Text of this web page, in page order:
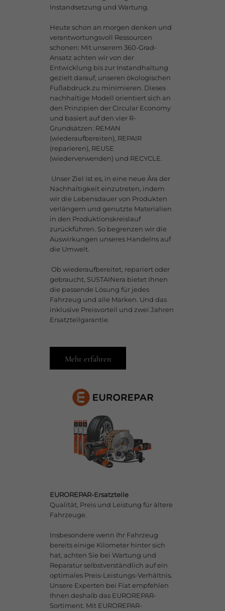
Instandsetzung und Wartung.
Heute schon an morgen denken und
verantwortungsvoll Ressourcen
schonen: Mit unserem 360-Grad-
Ansatz achten wir von der
Entwicklung bis zur Instandhaltung
gezielt darauf, unseren ökologischen
Fußabdruck zu minimieren. Dieses
nachhaltige Modell orientiert sich an
den Prinzipien der Circular Economy
und basiert auf den vier R-
Grundsätzen: REMAN
(wiederaufbereiten), REPAIR
(reparieren), REUSE
(wiederverwenden) und RECYCLE. ​
​ Unser Ziel ist es, in eine neue Ära der
Nachhaltigkeit einzutreten, indem
wir die Lebensdauer von Produkten
verlängern und genutzte Materialien
in den Produktionskreislauf
zurückführen. So begrenzen wir die
Auswirkungen unseres Handelns auf
die Umwelt.​
​ Ob wiederaufbereitet, repariert oder
gebraucht, SUSTAINera bietet Ihnen
die passende Lösung für jedes
Fahrzeug und alle Marken. Und das
inklusive Preisvorteil und zwei Jahren
Ersatzteilgarantie.
Mehr erfahren
EUROREPAR-Ersatzteile
Qualität, Preis und Leistung für ältere
Fahrzeuge.​
Insbesondere wenn Ihr Fahrzeug
bereits einige Kilometer hinter sich
hat, achten Sie bei Wartung und
Reparatur selbstverständlich auf ein
optimales Preis-Leistungs-Verhältnis.
Unsere Experten bei Fiat empfehlen
Ihnen deshalb das EUROREPAR-
Sortiment. Mit EUROREPAR-